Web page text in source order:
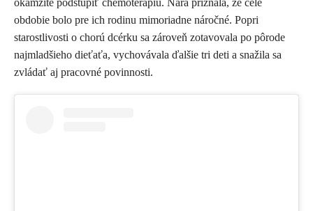
obdobie bolo pre ich rodinu mimoriadne náročné. Popri
starostlivosti o chorú dcérku sa zároveň zotavovala po pôrode
najmladšieho dieťaťa, vychovávala ďalšie tri deti a snažila sa
zvládať aj pracovné povinnosti.